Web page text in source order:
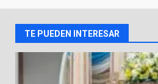
2
FUEGO A LA
5 de agosto de
Muere
motociclista
4 de agosto de
TE PUEDEN INTERESAR